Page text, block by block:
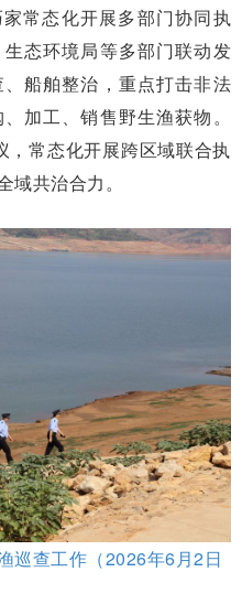
常态化开展多部门协同执
态环境局等多部门联动发
船舶整治，重点打击非法
加工、销售野生渔获物。
，常态化开展跨区域联合执
共治合力。
巡查工作（2026年6月2日